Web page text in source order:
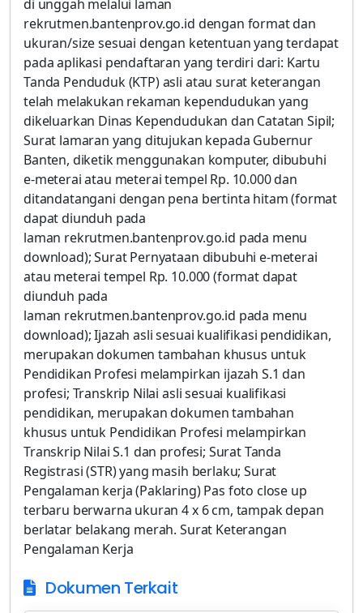
di unggah melalui laman
rekrutmen.bantenprov.go.id dengan format dan
ukuran/size sesuai dengan ketentuan yang terdapat
pada aplikasi pendaftaran yang terdiri dari: Kartu
Tanda Penduduk (KTP) asli atau surat keterangan
telah melakukan rekaman kependudukan yang
dikeluarkan Dinas Kependudukan dan Catatan Sipil;
Surat lamaran yang ditujukan kepada Gubernur
Banten, diketik menggunakan komputer, dibubuhi
e-meterai atau meterai tempel Rp. 10.000 dan
ditandatangani dengan pena bertinta hitam (format
dapat diunduh pada
laman rekrutmen.bantenprov.go.id pada menu
download); Surat Pernyataan dibubuhi e-meterai
atau meterai tempel Rp. 10.000 (format dapat
diunduh pada
laman rekrutmen.bantenprov.go.id pada menu
download); Ijazah asli sesuai kualifikasi pendidikan,
merupakan dokumen tambahan khusus untuk
Pendidikan Profesi melampirkan ijazah S.1 dan
profesi; Transkrip Nilai asli sesuai kualifikasi
pendidikan, merupakan dokumen tambahan
khusus untuk Pendidikan Profesi melampirkan
Transkrip Nilai S.1 dan profesi; Surat Tanda
Registrasi (STR) yang masih berlaku; Surat
Pengalaman kerja (Paklaring) Pas foto close up
terbaru berwarna ukuran 4 x 6 cm, tampak depan
berlatar belakang merah. Surat Keterangan
Pengalaman Kerja
Dokumen Terkait